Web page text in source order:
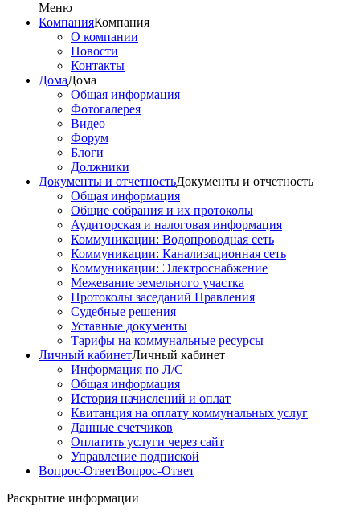
Меню
КомпанияКомпания
О компании
Новости
Контакты
ДомаДома
Общая информация
Фотогалерея
Видео
Форум
Блоги
Должники
Документы и отчетностьДокументы и отчетность
Общая информация
Общие собрания и их протоколы
Аудиторская и налоговая информация
Коммуникации: Водопроводная сеть
Коммуникации: Канализационная сеть
Коммуникации: Электроснабжение
Межевание земельного участка
Протоколы заседаний Правления
Судебные решения
Уставные документы
Тарифы на коммунальные ресурсы
Личный кабинетЛичный кабинет
Информация по Л/С
Общая информация
История начислений и оплат
Квитанция на оплату коммунальных услуг
Данные счетчиков
Оплатить услуги через сайт
Управление подпиской
Вопрос-ОтветВопрос-Ответ
Раскрытие информации